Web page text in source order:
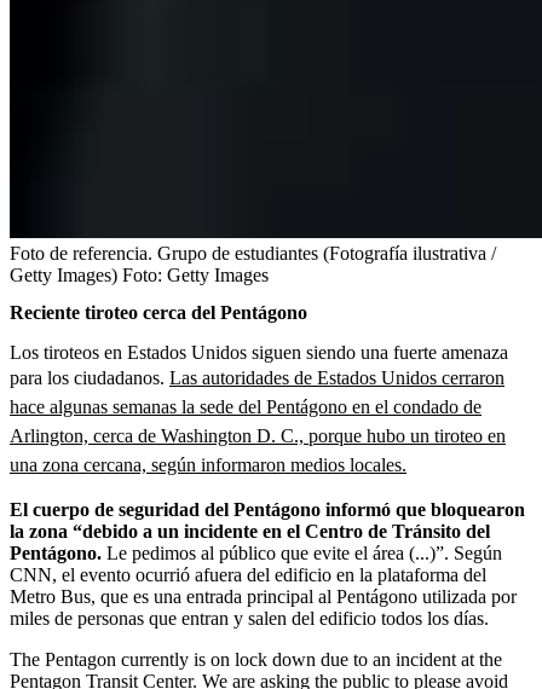
Foto de referencia. Grupo de estudiantes (Fotografía ilustrativa /
Getty Images) Foto: Getty Images
Reciente tiroteo cerca del Pentágono
Los tiroteos en Estados Unidos siguen siendo una fuerte amenaza
para los ciudadanos. Las autoridades de Estados Unidos cerraron
hace algunas semanas la sede del Pentágono en el condado de
Arlington, cerca de Washington D. C., porque hubo un tiroteo en
una zona cercana, según informaron medios locales.
El cuerpo de seguridad del Pentágono informó que bloquearon
la zona “debido a un incidente en el Centro de Tránsito del
Pentágono. Le pedimos al público que evite el área (...)”. Según
CNN, el evento ocurrió afuera del edificio en la plataforma del
Metro Bus, que es una entrada principal al Pentágono utilizada por
miles de personas que entran y salen del edificio todos los días.
The Pentagon currently is on lock down due to an incident at the
Pentagon Transit Center. We are asking the public to please avoid